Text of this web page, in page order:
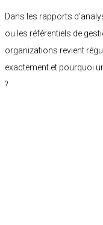
Dans les rapports
ou les référentiels de
organizations revient
exactement et pourquoi
?